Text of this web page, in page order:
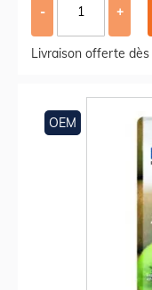
- +
Livraison offerte dès
OEM